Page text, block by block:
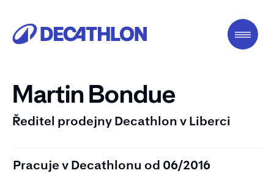
Martin Bondue
Ředitel prodejny Decathlon v Liberci
Pracuje v Decathlonu od 06/2016